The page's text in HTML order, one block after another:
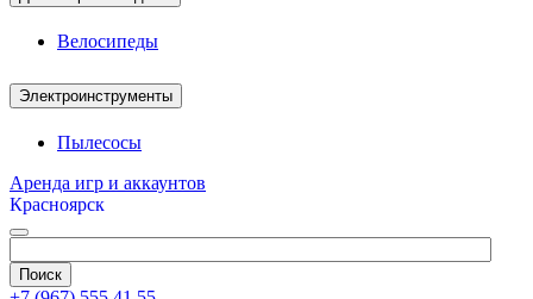
Велосипеды
Электроинструменты
Пылесосы
Аренда игр и аккаунтов
Красноярск